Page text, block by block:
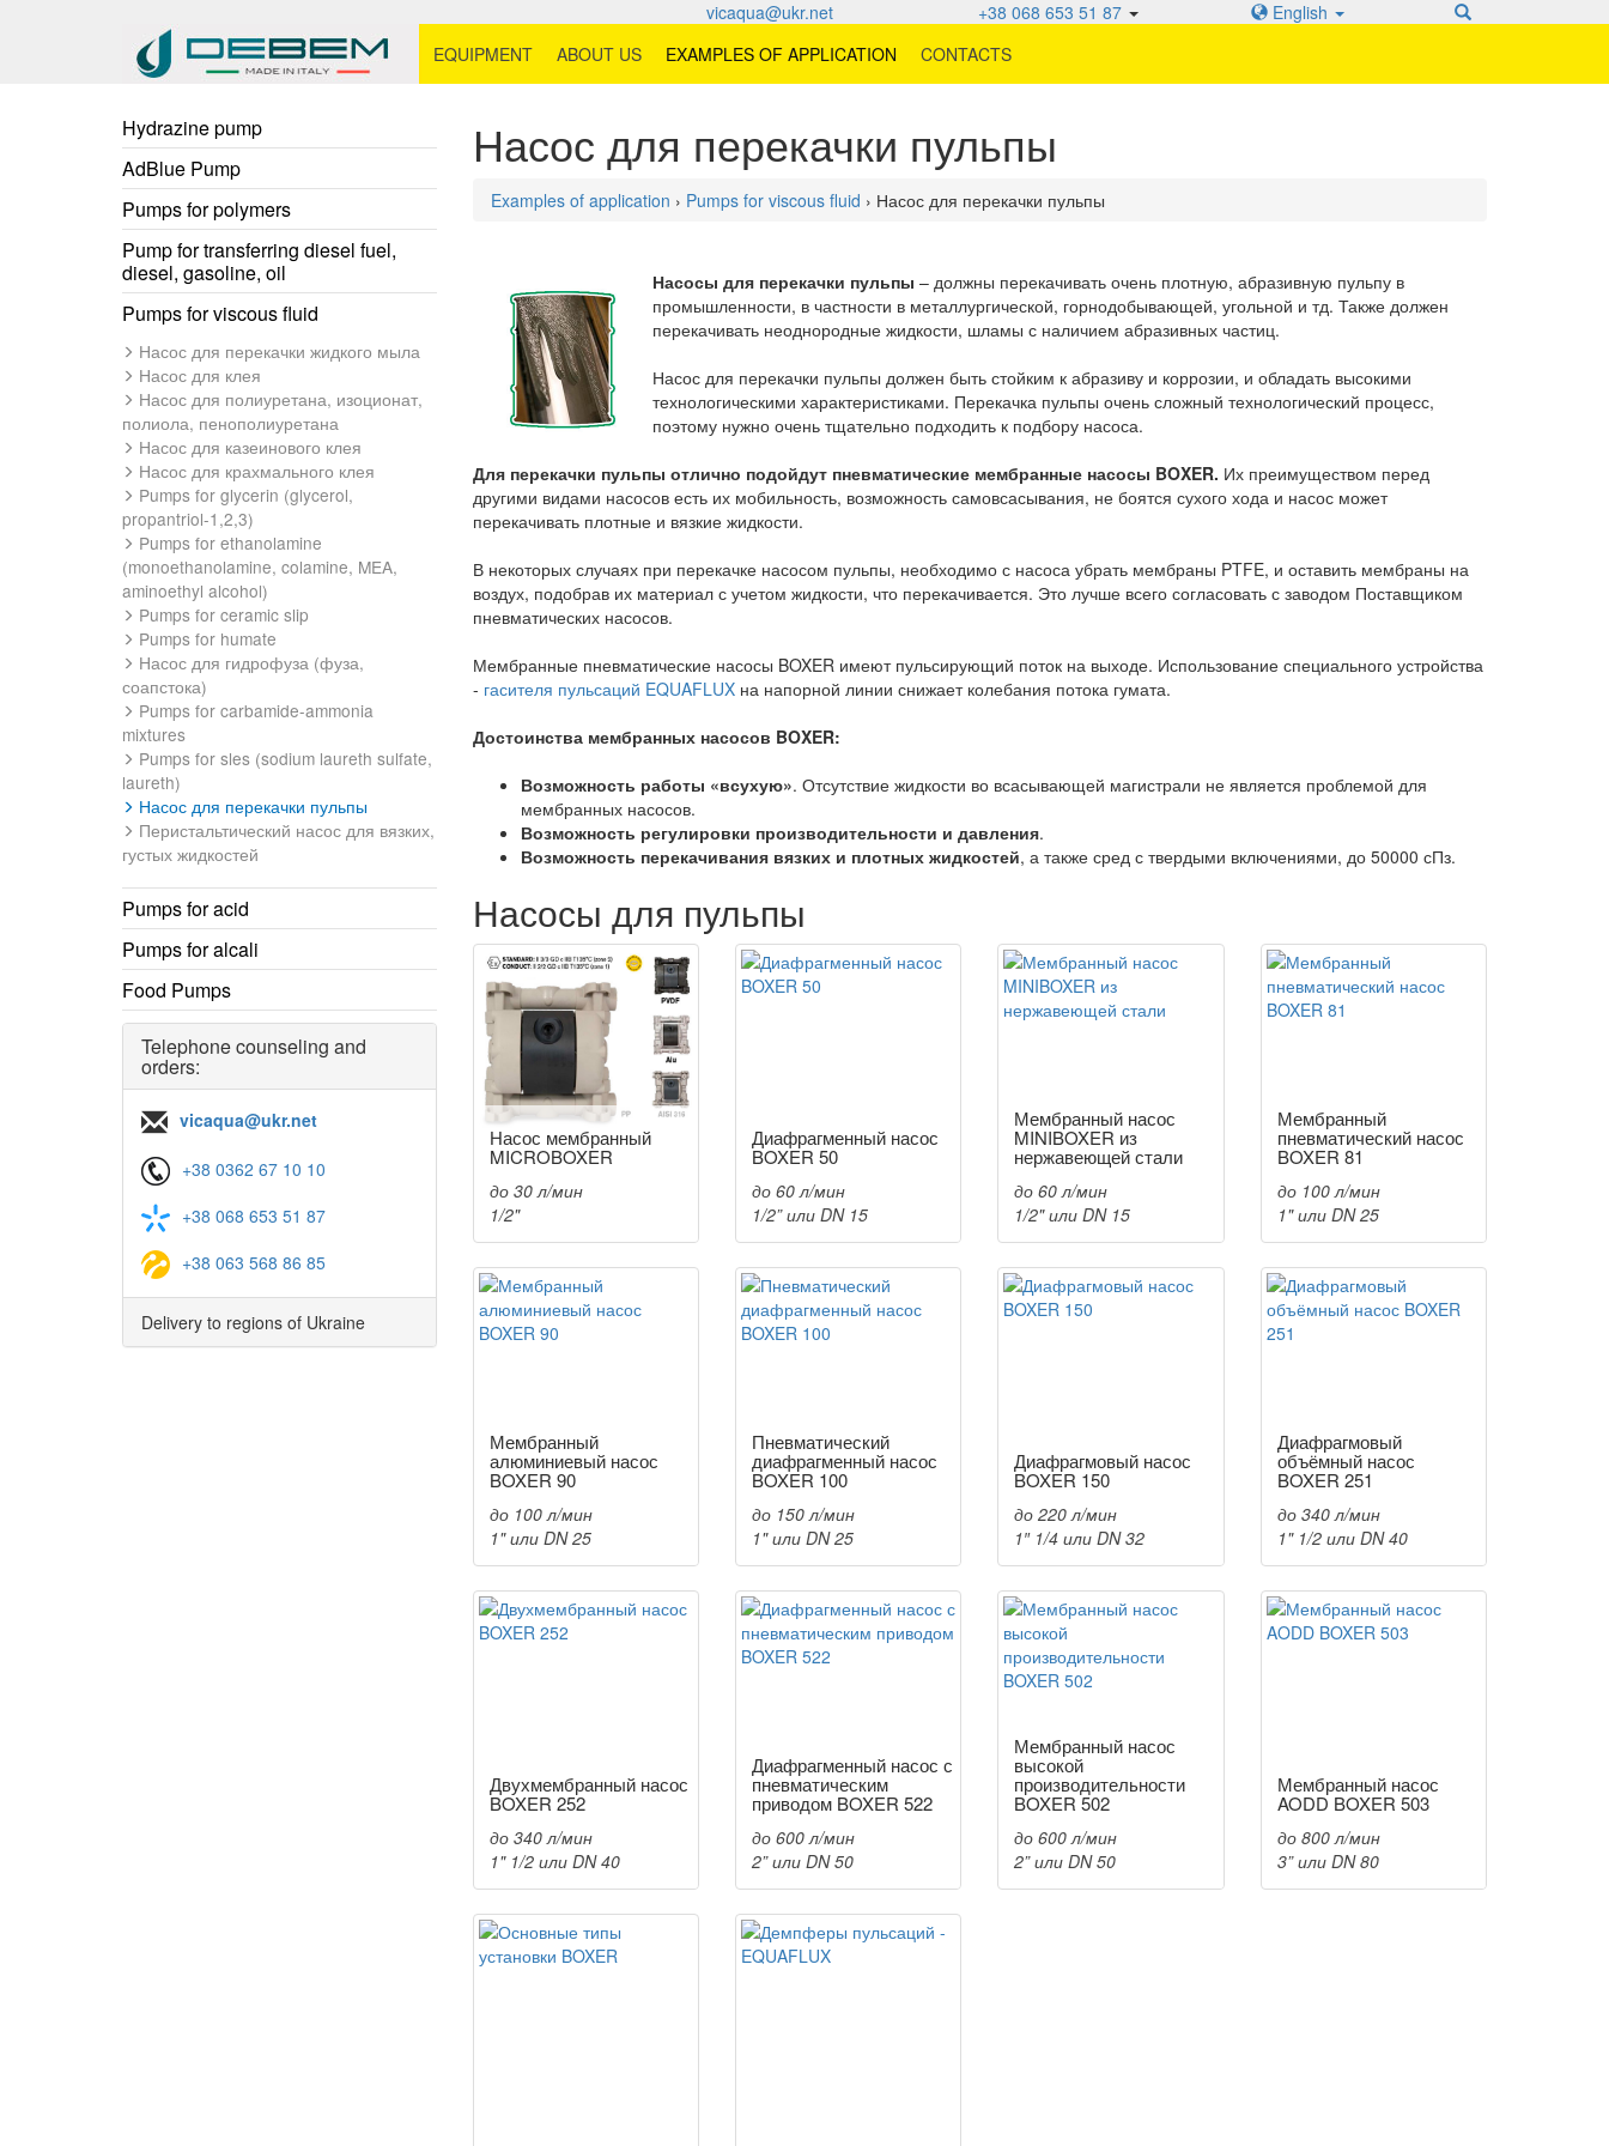
vicaqua@ukr.net +38 068 653 51 87
English
EQUIPMENT
ABOUT US EXAMPLES OF APPLICATION CONTACTS
Hydrazine pump
AdBlue Pump
Pumps for polymers
Pump for transferring diesel fuel,
diesel, gasoline, oil
Pumps for viscous fluid
Насос для перекачки жидкого мыла
Насос для клея
Насос для полиуретана, изоционат,
полиола, пенополиуретана
Насос для казеинового клея
Насос для крахмального клея
Pumps for glycerin (glycerol,
propantriol-1,2,3)
Pumps for ethanolamine
(monoethanolamine, colamine, MEA,
aminoethyl alcohol)
Pumps for ceramic slip
Pumps for humate
Насос для гидрофуза (фуза,
соапстока)
Pumps for carbamide-ammonia
mixtures
Pumps for sles (sodium laureth sulfate,
laureth)
Насос для перекачки пульпы
Перистальтический насос для вязких,
густых жидкостей
Pumps for acid
Pumps for alcali
Food Pumps
Telephone counseling and
orders:
vicaqua@ukr.net
+38 0362 67 10 10
+38 068 653 51 87
+38 063 568 86 85
Delivery to regions of Ukraine
Насос для перекачки пульпы
Examples of application › Pumps for viscous fluid › Насос для перекачки пульпы
Насосы для перекачки пульпы – должны перекачивать очень плотную, абразивную пульпу в
промышленности, в частности в металлургической, горнодобывающей, угольной и тд. Также должен
перекачивать неоднородные жидкости, шламы с наличием абразивных частиц.
Насос для перекачки пульпы должен быть стойким к абразиву и коррозии, и обладать высокими
технологическими характеристиками. Перекачка пульпы очень сложный технологический процесс,
поэтому нужно очень тщательно подходить к подбору насоса.
Для перекачки пульпы отлично подойдут пневматические мембранные насосы BOXER. Их преимуществом перед
другими видами насосов есть их мобильность, возможность самовсасывания, не боятся сухого хода и насос может
перекачивать плотные и вязкие жидкости.
В некоторых случаях при перекачке насосом пульпы, необходимо с насоса убрать мембраны PTFE, и оставить мембраны на
воздух, подобрав их материал с учетом жидкости, что перекачивается. Это лучше всего согласовать с заводом Поставщиком
пневматических насосов.
Мембранные пневматические насосы BOXER имеют пульсирующий поток на выходе. Использование специального устройства
- гасителя пульсаций EQUAFLUXна напорной линии снижает колебания потока гумата.
Достоинства мембранных насосов BOXER:
Возможность работы «всухую». Отсутствие жидкости во всасывающей магистрали не является проблемой для
мембранных насосов.
Возможность регулировки производительности и давления.
Возможность перекачивания вязких и плотных жидкостей, а также сред с твердыми включениями, до 50000 сПз.
Насосы для пульпы
Насос мембранный
MICROBOXER
до 30 л/мин
1/2"
Диафрагменный насос
BOXER 50
до 60 л/мин
1/2” или DN 15
Мембранный насос
MINIBOXER из
нержавеющей стали
до 60 л/мин
1/2" или DN 15
Мембранный
пневматический насос
BOXER 81
до 100 л/мин
1" или DN 25
Мембранный
алюминиевый насос
BOXER 90
до 100 л/мин
1" или DN 25
Пневматический
диафрагменный насос
BOXER 100
до 150 л/мин
1" или DN 25
Диафрагмовый насос
BOXER 150
до 220 л/мин
1″ 1/4 или DN 32
Диафрагмовый
объёмный насос
BOXER 251
до 340 л/мин
1" 1/2 или DN 40
Двухмембранный насос
BOXER 252
до 340 л/мин
1" 1/2 или DN 40
Диафрагменный насос с
пневматическим
приводом BOXER 522
до 600 л/мин
2” или DN 50
Мембранный насос
высокой
производительности
BOXER 502
до 600 л/мин
2” или DN 50
Мембранный насос
AODD BOXER 503
до 800 л/мин
3” или DN 80